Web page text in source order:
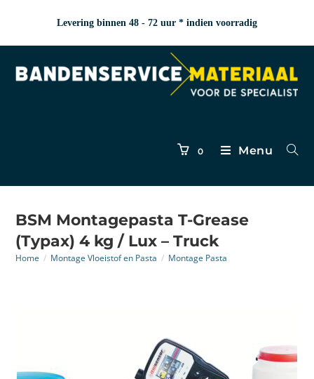
Levering binnen 48 - 72 uur * indien voorradig
0 Menu
BSM Montagepasta T-Grease
(Typax) 4 kg / Lux – Truck
Home / Montage Vloeistof en Pasta / Montage Pasta